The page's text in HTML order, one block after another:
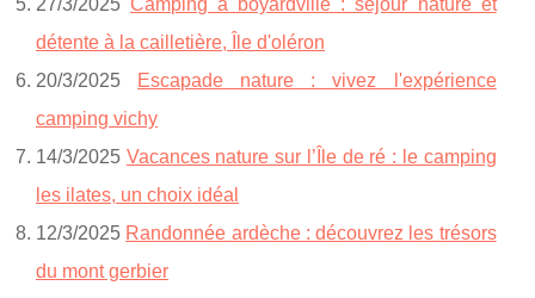
27/3/2025Camping à boyardville : séjour nature et
détente à la cailletière, Île d'oléron
20/3/2025
Escapade nature : vivez l'expérience
camping vichy
14/3/2025 Vacances nature sur l’Île de ré : le camping
les ilates, un choix idéal
12/3/2025 Randonnée ardèche : découvrez les trésors
du mont gerbier